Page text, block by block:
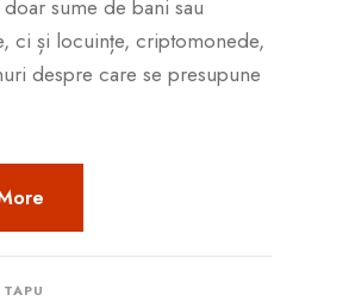
sume de bani sau
ci și locuințe, criptomonede,
despre care se presupune